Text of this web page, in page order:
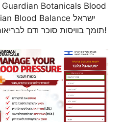
תומך בוויסות סוכר ודם לבריאות אופטימלית. נסו עכשיו!